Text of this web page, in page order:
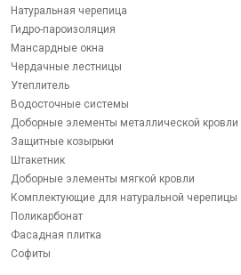
Натуральная черепица
Гидро-пароизоляция
Мансардные окна
Чердачные лестницы
Утеплитель
Водосточные системы
Доборные элементы металлической кровли
Защитные козырьки
Штакетник
Доборные элементы мягкой кровли
Комплектующие для натуральной черепицы
Поликарбонат
Фасадная плитка
Софиты